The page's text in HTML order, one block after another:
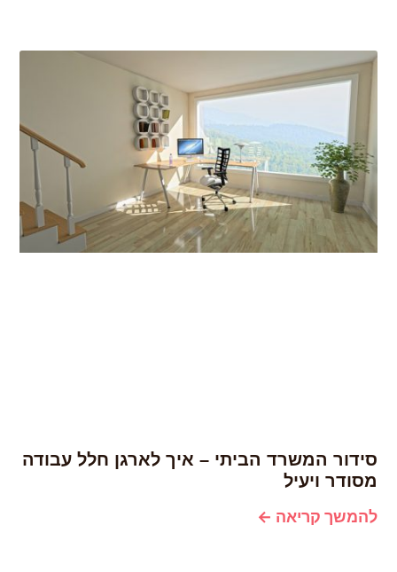
סידור המשרד הביתי – איך לארגן חלל עבודה
מסודר ויעיל
להמשך קריאה ←